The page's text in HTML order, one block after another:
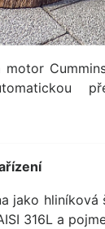
jako
316L a